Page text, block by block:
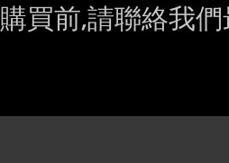
購買前,請聯絡我